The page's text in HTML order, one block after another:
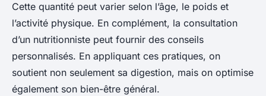
Cette quantité peut varier selon l’âge, le poids et
l’activité physique. En complément, la consultation
d’un nutritionniste peut fournir des conseils
personnalisés. En appliquant ces pratiques, on
soutient non seulement sa digestion, mais on optimise
également son bien-être général.